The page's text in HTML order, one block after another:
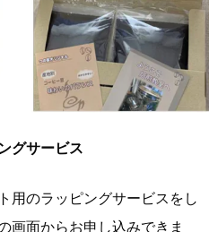
グサービス
用のラッピングサービスをし
画面からお申し込みできま